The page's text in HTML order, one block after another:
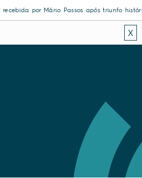
por Mário Passos após triunfo histórico em
X